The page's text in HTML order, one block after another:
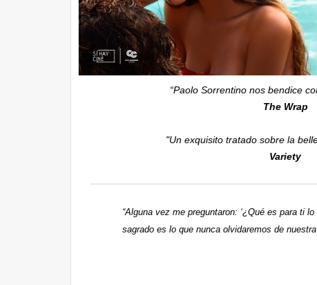
“Paolo Sorrentino nos bendice
The Wrap
"Un exquisito tratado sobre la
Variety
“Alguna vez me preguntaron: ‘¿Qué es para ti
sagrado es lo que nunca olvidaremos de